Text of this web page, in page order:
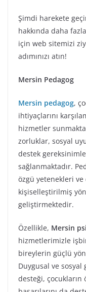
Şimdi harekete
hakkında daha
için web sitemizi
adımınızı atın!
Mersin Pedagog
Mersin pedagog,
ihtiyaçlarını
hizmetler
zorluklar, sosyal
destek
sağlanmaktadır.
özgü yetenekleri
kişiselleştirilmiş
geliştirmektedir.
Özellikle, Mersin
hizmetlerimizle
bireylerin güçlü
Duygusal ve
desteği, çocukların